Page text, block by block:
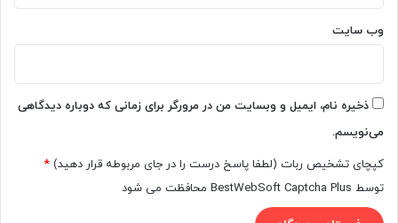
وب‌ سایت
ذخیره نام، ایمیل و وبسایت من در مرورگر برای زمانی که دوباره دیدگاهی
می‌نویسم.
کپچای تشخیص ربات (لطفا پاسخ درست را در جای مربوطه قرار دهید) *
توسط BestWebSoft Captcha Plus محافظت می شود